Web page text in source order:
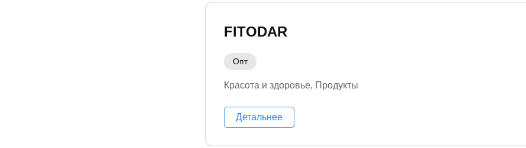
FITODAR
Опт
Красота и здоровье Продукты
Детальнее